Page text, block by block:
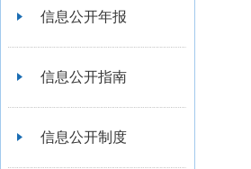
信息公开年报
信息公开指南
信息公开制度